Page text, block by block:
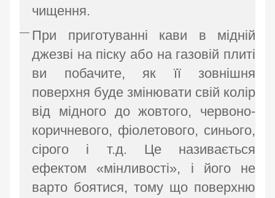
чищення.
При приготуванні кави в мідній
джезві на піску або на газовій плиті
ви побачите, як її зовнішня
поверхня буде змінювати свій колір
від мідного до жовтого, червоно-
коричневого, фіолетового, синього,
сірого і т.д. Це називається
ефектом «мінливості», і його не
варто боятися, тому що поверхню